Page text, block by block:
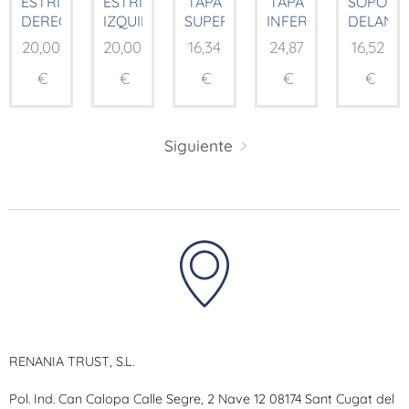
DERECHA
20,00
€
IZQUIERDA
20,00
€
SUPERIOR
16,34
€
INFERIOR
24,87
€
16,52
€
Siguiente
RENANIA TRUST, S.L.
Pol. Ind. Can Calopa Calle Segre, 2 Nave 12 08174 Sant Cugat del